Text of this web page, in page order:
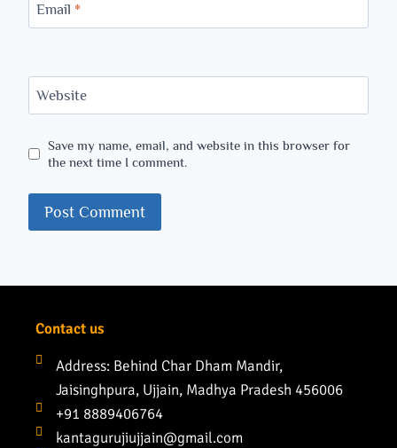
Email *
Website
Save my name, email, and website in this browser for
the next time I comment.
Contact us
Address: Behind Char Dham Mandir,
Jaisinghpura, Ujjain, Madhya Pradesh 456006
+91 8889406764
kantagurujiujjain@gmail.com